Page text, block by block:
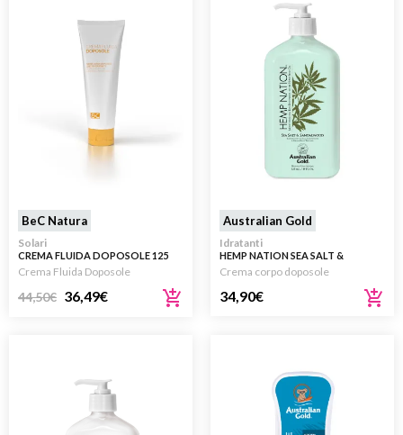
BeC Natura
Solari
CREMA FLUIDA DOPOSOLE 125
ML
Crema Fluida Doposole
44,50€ 36,49€
Australian Gold
Idratanti
HEMP NATION SEA SALT &
SANDALWOOD 535ML
Crema corpo doposole
34,90€